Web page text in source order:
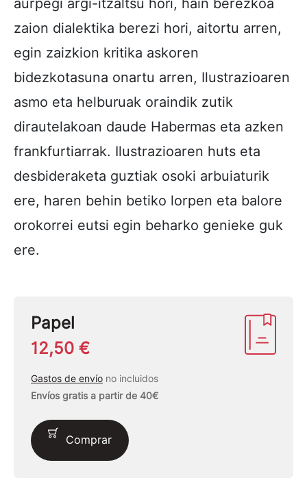
zaion dialektika berezi hori, aitortu arren,
egin zaizkion kritika askoren
bidezkotasuna onartu arren, Ilustrazioaren
asmo eta helburuak oraindik zutik
dirautelakoan daude Habermas eta azken
frankfurtiarrak. Ilustrazioaren huts eta
desbideraketa guztiak osoki arbuiaturik
ere, haren behin betiko lorpen eta balore
orokorrei eutsi egin beharko genieke guk
ere.
Papel
12,50 €
Gastos de envío no incluidos
Envíos gratis a partir de 40€
Comprar